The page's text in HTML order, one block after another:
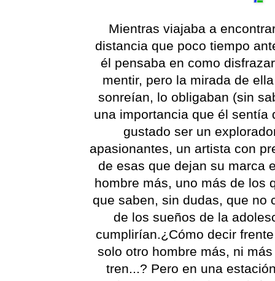
Mientras viajaba a
distancia que poco tiempo
él pensaba en como
mentir, pero la mirada de
sonreían, lo obligaban (sin
una importancia que él sentía
gustado ser un
apasionantes, un artista con
de esas que dejan su marca
hombre más, uno más de los
que saben, sin dudas, que no
de los sueños de la
cumplirían.¿Cómo decir
solo otro hombre más, ni
tren...? Pero en una